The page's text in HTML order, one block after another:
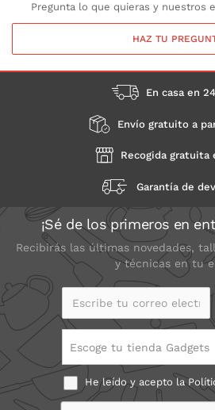
Pregunta lo que quieras y nuestros
HAZ TU
En casa en
Envío gratuito a
Recogida gratuita
Garantía de
¡Sé de los primeros en
Recibirás las últimas novedades,
y técnicas en tu
Escribe tu correo
Escoge tu tienda Gadgets
He leído y acepto la